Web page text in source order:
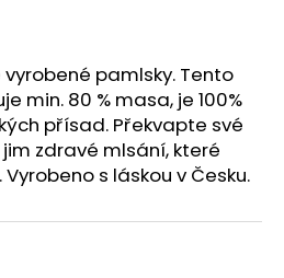
pamlsky. Tento
min. 80 % masa, je 100%
přísad. Překvapte své
zdravé mlsání, které
s láskou v Česku.